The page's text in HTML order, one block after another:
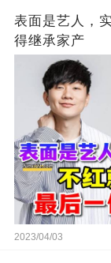
表面是艺人，
得继承家产
2023/04/03